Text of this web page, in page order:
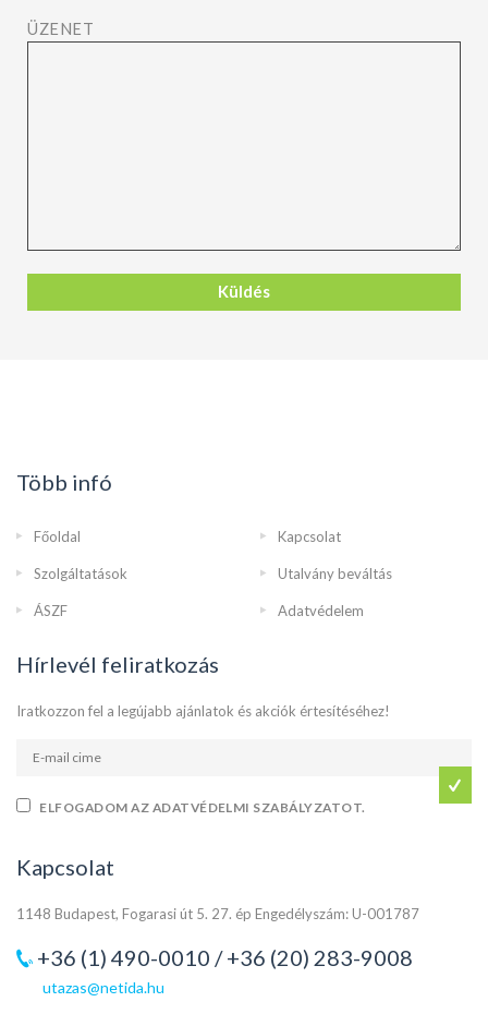
ÜZENET
Több infó
Főoldal Kapcsolat
Szolgáltatások Utalvány beváltás
ÁSZF Adatvédelem
Hírlevél feliratkozás
Iratkozzon fel a legújabb ajánlatok és akciók értesítéséhez!
ELFOGADOM AZ ADATVÉDELMI SZABÁLYZATOT.
Kapcsolat
1148 Budapest, Fogarasi út 5. 27. ép Engedélyszám: U-001787
+36 (1) 490-0010 / +36 (20) 283-9008
utazas@netida.hu